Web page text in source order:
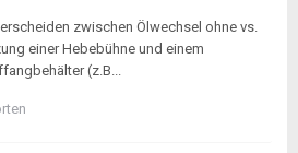
zwischen Ölwechsel ohne vs.
einer Hebebühne und einem
(z.B...